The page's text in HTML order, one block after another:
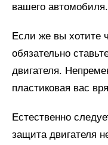
вашего автомобиля.
Если же вы хотите
обязательно
двигателя.
пластиковая вас
Естественно
защита двигателя